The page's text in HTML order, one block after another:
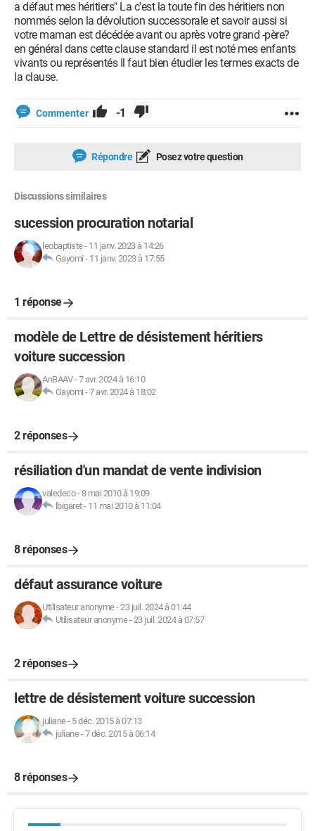
a défaut mes héritiers" La c'est la toute fin des héritiers non
nommés selon la dévolution successorale et savoir aussi si
votre maman est décédée avant ou après votre grand -père?
en général dans cette clause standard il est noté mes enfants
vivants ou représentés Il faut bien étudier les termes exacts de
la clause.
Commenter -1
Répondre Posez votre question
Discussions similaires
sucession procuration notarial
leobaptiste- 11 janv. 2023 à 14:26
Gayomi - 11 janv. 2023 à 17:55
1 réponse
modèle de Lettre de désistement héritiers
voiture succession
AnBAAV-7 avr. 2024 à 16:10
Gayomi -7 avr. 2024 à 18:02
2 réponses
résiliation d'un mandat de vente indivision
valedeco-8 mai 2010 à 19:09
lbigaret- 11 mai 2010 à 11:04
8 réponses
défaut assurance voiture
Utilisateur anonyme-23 juil. 2024 à 01:44
Utilisateur anonyme-23 juil. 2024 à 07:57
2 réponses
lettre de désistement voiture succession
juliane- 5 déc. 2015 à 07:13
juliane-7 déc. 2015 à 06:14
8 réponses